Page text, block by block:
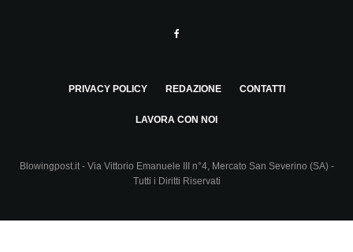
PRIVACY POLICY REDAZIONE CONTATTI
LAVORA CON NOI
Blowingpost.it - Via Vittorio Emanuele III n°4, Mercato San Severino (SA) -
Tutti i Diritti Riservati